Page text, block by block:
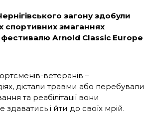
загону здобули
спортивних змаганнях
фестивалю Arnold Classic Europe
ветеранів –
дістали травми або перебували
та реабілітації вони
і йти до своїх мрій.